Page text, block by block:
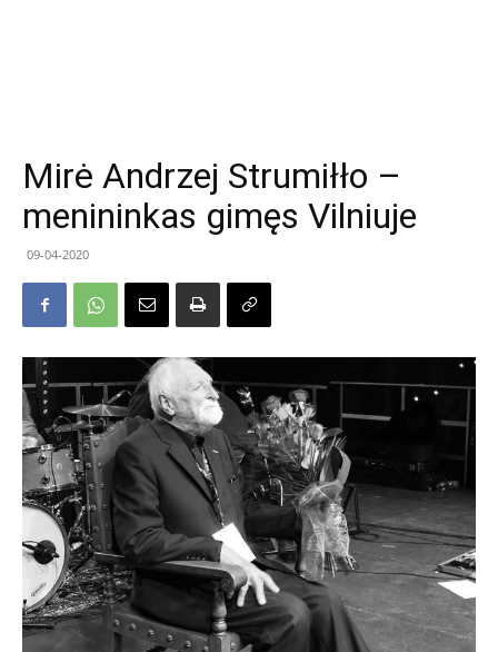
Mirė Andrzej Strumiłło –
menininkas gimęs Vilniuje
09-04-2020